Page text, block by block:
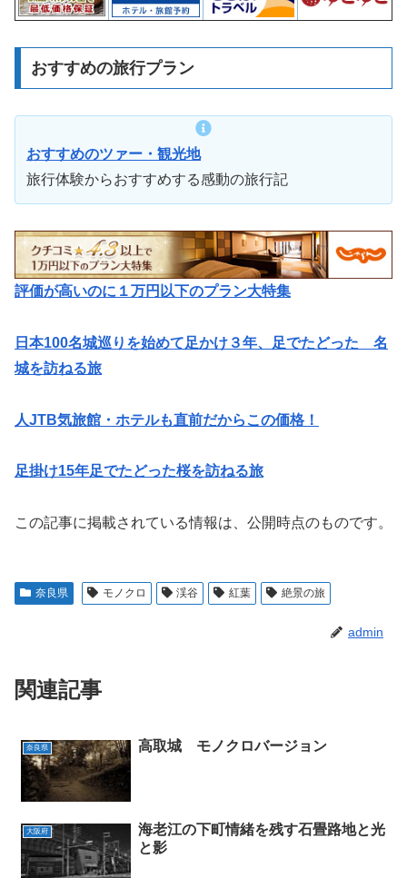
おすすめの旅行プラン
おすすめのツァー・観光地
旅行体験からおすすめする感動の旅行記
評価が高いのに１万円以下のプラン大特集
日本100名城巡りを始めて足かけ３年、足でたどった 名
城を訪ねる旅
人JTB気旅館・ホテルも直前だからこの価格！
足掛け15年足でたどった桜を訪ねる旅
この記事に掲載されている情報は、公開時点のものです。
奈良県 モノクロ 渓谷 紅葉 絶景の旅
admin
関連記事
奈良県 高取城 モノクロバージョン
大阪府
海老江の下町情緒を残す石畳路地と光
と影